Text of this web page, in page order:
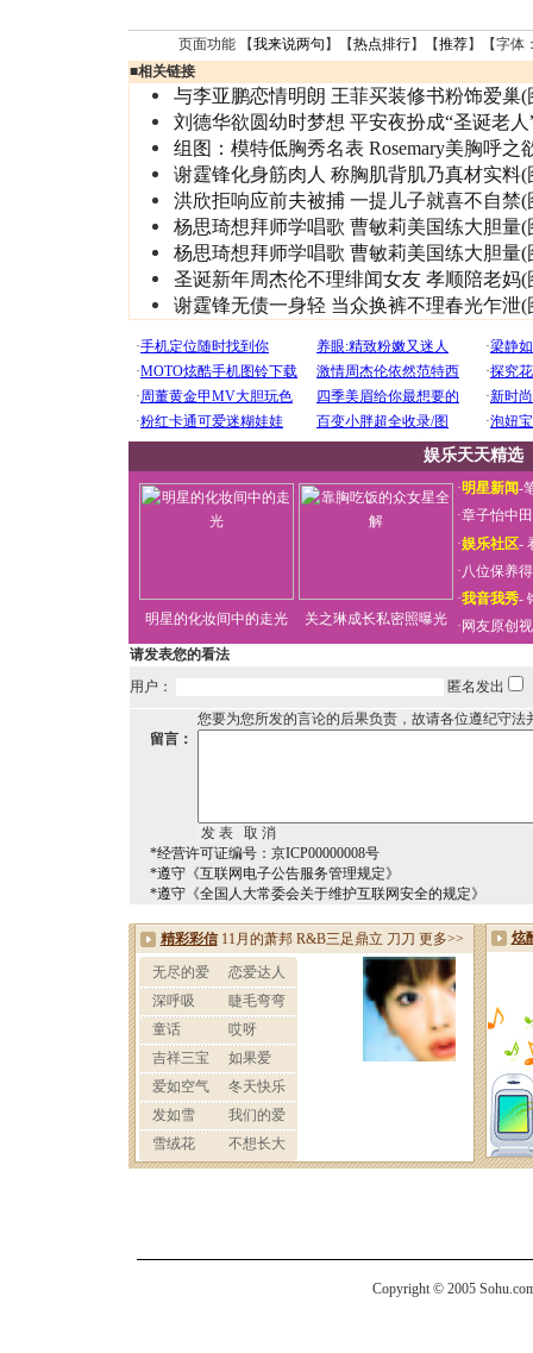
页面功能 【我来说两句 】【热点排行】【推荐】【字体
■相关链接
与李亚鹏恋情明朗 王菲买装修书粉饰爱巢(
刘德华欲圆幼时梦想 平安夜扮成“圣诞老人
组图：模特低胸秀名表 Rosemary美胸呼之
谢霆锋化身筋肉人 称胸肌背肌乃真材实料(
洪欣拒响应前夫被捕 一提儿子就喜不自禁(
杨思琦想拜师学唱歌 曹敏莉美国练大胆量(
杨思琦想拜师学唱歌 曹敏莉美国练大胆量(
圣诞新年周杰伦不理绯闻女友 孝顺陪老妈(
谢霆锋无债一身轻 当众换裤不理春光乍泄(
娱乐天天精选
明星的化妆间中的走光 关之琳成长私密照曝光
·明星新闻-
·章子怡中
·娱乐社区-
·八位保养
·我音我秀-
· 网友原创
请发表您的看法
用户：
匿名发出
您要为您所发的言论的后果负责，故请各位遵纪守法
留言：
*经营许可证编号：京ICP00000008号
*遵守《互联网电子公告服务管理规定》
*遵守《全国人大常委会关于维护互联网安全的规定》
Copyright © 2005